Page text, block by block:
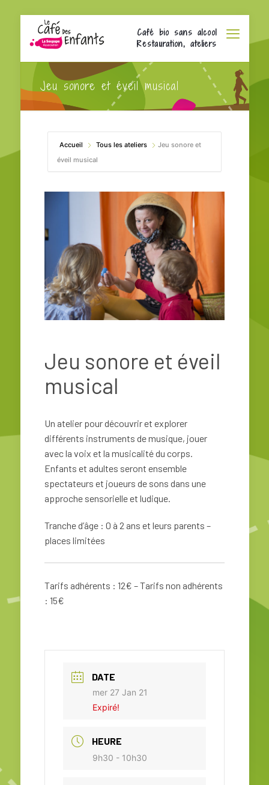
Café bio sans alcool
Restauration, ateliers
Jeu sonore et éveil musical
Accueil Tous les ateliers
Jeu sonore et
éveil musical
Jeu sonore et éveil
musical
Un atelier pour découvrir et explorer
différents instruments de musique, jouer
avec la voix et la musicalité du corps.
Enfants et adultes seront ensemble
spectateurs et joueurs de sons dans une
approche sensorielle et ludique.
Tranche d’âge : 0 à 2 ans et leurs parents –
places limitées
Tarifs adhérents : 12€ – Tarifs non adhérents
: 15€
DATE
mer 27 Jan 21
Expiré!
HEURE
9h30 - 10h30